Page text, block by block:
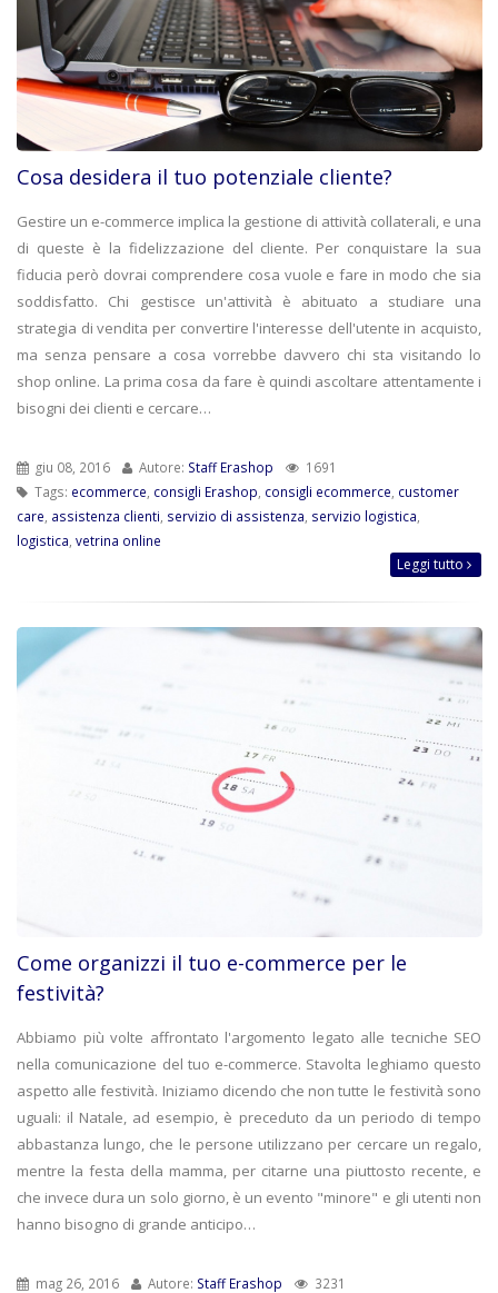
Cosa desidera il tuo potenziale cliente?
Gestire un e-commerce implica la gestione di attività collaterali, e una
di queste è la fidelizzazione del cliente. Per conquistare la sua
fiducia però dovrai comprendere cosa vuole e fare in modo che sia
soddisfatto. Chi gestisce un'attività è abituato a studiare una
strategia di vendita per convertire l'interesse dell'utente in acquisto,
ma senza pensare a cosa vorrebbe davvero chi sta visitando lo
shop online. La prima cosa da fare è quindi ascoltare attentamente i
bisogni dei clienti e cercare…
giu 08, 2016 Autore: Staff Erashop
1691
Tags: ecommerce, consigli Erashop, consigli ecommerce, customer
care, assistenza clienti, servizio di assistenza, servizio logistica,
logistica, vetrina online
Leggi tutto
Come organizzi il tuo e-commerce per le
festività?
Abbiamo più volte affrontato l'argomento legato alle tecniche SEO
nella comunicazione del tuo e-commerce. Stavolta leghiamo questo
aspetto alle festività. Iniziamo dicendo che non tutte le festività sono
uguali: il Natale, ad esempio, è preceduto da un periodo di tempo
abbastanza lungo, che le persone utilizzano per cercare un regalo,
mentre la festa della mamma, per citarne una piuttosto recente, e
che invece dura un solo giorno, è un evento "minore" e gli utenti non
hanno bisogno di grande anticipo…
mag 26, 2016 Autore: Staff Erashop
3231